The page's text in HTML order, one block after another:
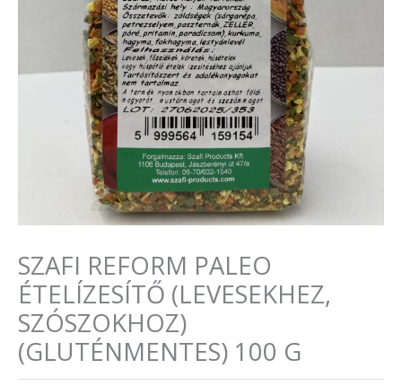
SZAFI REFORM PALEO
ÉTELÍZESÍTŐ (LEVESEKHEZ,
SZÓSZOKHOZ)
(GLUTÉNMENTES) 100 G